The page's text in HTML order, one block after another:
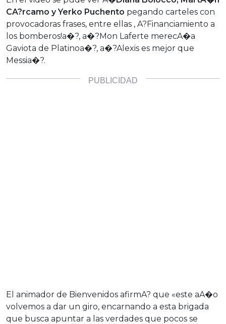
CA?rcamo y Yerko Puchento pegando carteles con
provocadoras frases, entre ellas , A?Financiamiento a
los bomberos!a�?, a�?Mon Laferte merecA�a
Gaviota de Platinoa�?, a�?Alexis es mejor que
Messia�?.
El animador de Bienvenidos afirmA? que «este aA�o
volvemos a dar un giro, encarnando a esta brigada
que busca apuntar a las verdades que pocos se